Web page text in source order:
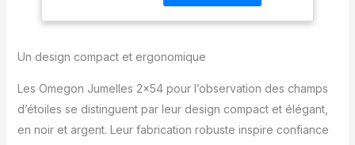
champs d'étoiles et des
constellations entières
1,5 magnitude environ
Identifier des
constellations faibles
même en ville Image
Un design compact et ergonomique
Les Omegon Jumelles 2×54 pour l’observation des champs
d’étoiles se distinguent par leur design compact et élégant,
en noir et argent. Leur fabrication robuste inspire confiance